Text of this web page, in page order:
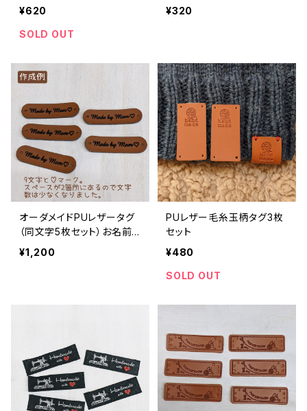
¥620
SOLD OUT
¥320
オーダメイドPUレザータグ
（同文字5枚セット）お名前タ
グ・ブランドネームタグ
¥1,200
PUレザー毛糸玉柄タグ3枚
セット
¥480
SOLD OUT